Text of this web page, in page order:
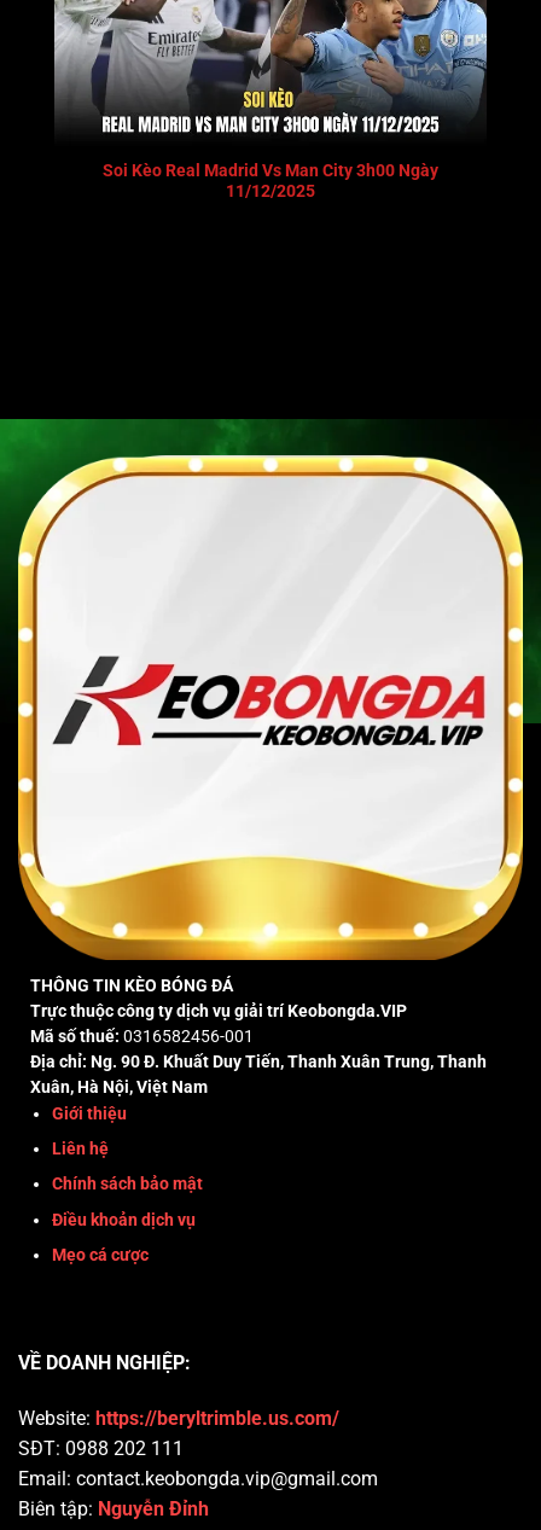
Soi Kèo Real Madrid Vs Man City 3h00 Ngày
11/12/2025
THÔNG TIN KÈO BÓNG ĐÁ
Trực thuộc công ty dịch vụ giải trí Keobongda.VIP
Mã số thuế: 0316582456-001
Địa chỉ: Ng. 90 Đ. Khuất Duy Tiến, Thanh Xuân Trung, Thanh
Xuân, Hà Nội, Việt Nam
Giới thiệu
Liên hệ
Chính sách bảo mật
Điều khoản dịch vụ
Mẹo cá cược
VỀ DOANH NGHIỆP:
Website: https://beryltrimble.us.com/
SĐT: 0988 202 111
Email: contact.keobongda.vip@gmail.com
Biên tập: Nguyễn Đỉnh